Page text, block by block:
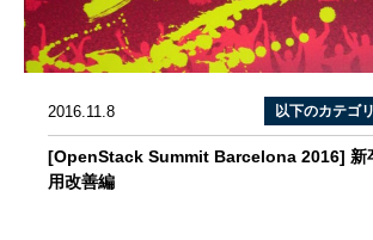
2016.11.8 以下のカテゴ
[OpenStack Summit Barcelona 2016] 新
用改善編